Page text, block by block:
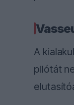
A
pilótát